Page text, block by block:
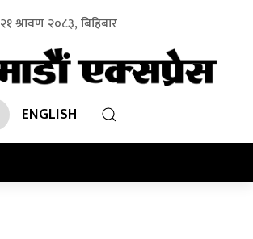
२१ श्रावण २०८३, बिहिबार
ENGLISH